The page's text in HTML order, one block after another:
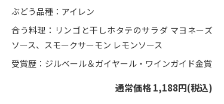
ぶどう品種：アイレン
合う料理：リンゴと干しホタテのサラダ マヨネーズ
ソース、スモークサーモン レモンソース
受賞歴：ジルベール＆ガイヤール・ワインガイド金賞
通常価格 1,188円(税込)